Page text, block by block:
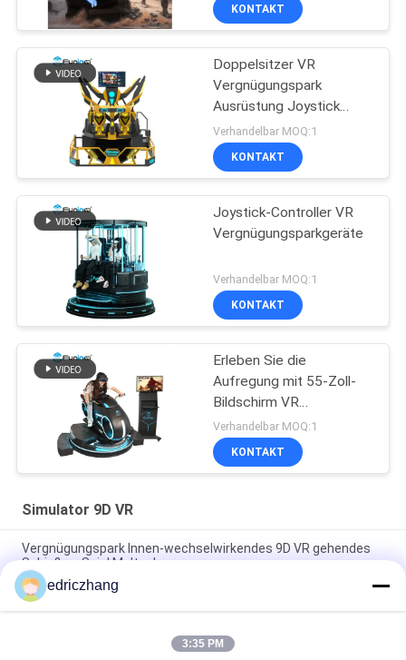
KONTAKT
Doppelsitzer VR
Vergnügungspark
Ausrüstung Joystick
betrieben
Verhandelbar MOQ:1
KONTAKT
Joystick-Controller VR
Vergnügungsparkgeräte
Verhandelbar MOQ:1
KONTAKT
Erleben Sie die
Aufregung mit 55-Zoll-
Bildschirm VR
Vergnügungspark
Ausrüstung
Verhandelbar MOQ:1
KONTAKT
Simulator 9D VR
Vergnügungspark Innen-wechselwirkendes 9D VR gehendes
Schießen-Spiel Multuplayer
Simulator-Spiel-Maschine VR-Simulator-Innen-9D VR mit 6
Simulator der Sitz 9d
Wechselwirkendes Kino virtuellen Realität Arcade Game
edriczhang
3:35 PM